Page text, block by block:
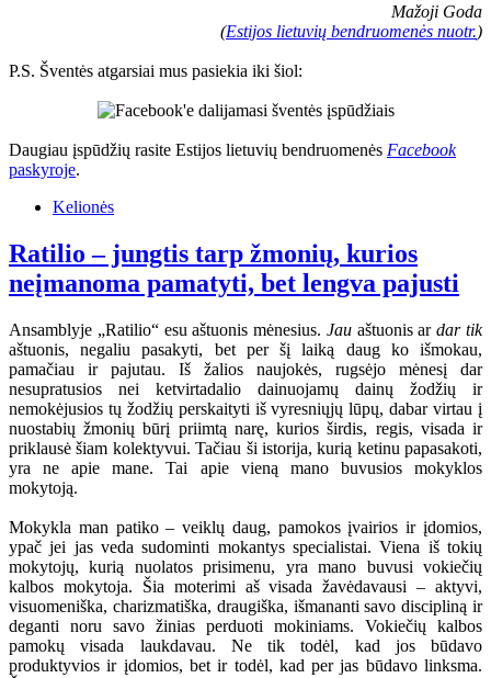
Mažoji Goda
(Estijos lietuvių bendruomenės nuotr.)
P.S. Šventės atgarsiai mus pasiekia iki šiol:
Daugiau įspūdžių rasite Estijos lietuvių bendruomenės Facebook
paskyroje.
Kelionės
Ratilio – jungtis tarp žmonių, kurios
neįmanoma pamatyti, bet lengva pajusti
Ansamblyje „Ratilio“ esu aštuonis mėnesius. Jauaštuonis ardar tik
aštuonis, negaliu pasakyti, bet per šį laiką daug ko išmokau,
pamačiau ir pajutau. Iš žalios naujokės, rugsėjo mėnesį dar
nesupratusios nei ketvirtadalio dainuojamų dainų žodžių ir
nemokėjusios tų žodžių perskaityti iš vyresniųjų lūpų, dabar virtau į
nuostabių žmonių būrį priimtą narę, kurios širdis, regis, visada ir
priklausė šiam kolektyvui. Tačiau ši istorija, kurią ketinu papasakoti,
yra ne apie mane. Tai apie vieną mano buvusios mokyklos
mokytoją.
Mokykla man patiko – veiklų daug, pamokos įvairios ir įdomios,
ypač jei jas veda sudominti mokantys specialistai. Viena iš tokių
mokytojų, kurią nuolatos prisimenu, yra mano buvusi vokiečių
kalbos mokytoja. Šia moterimi aš visada žavėdavausi – aktyvi,
visuomeniška, charizmatiška, draugiška, išmananti savo discipliną ir
deganti noru savo žinias perduoti mokiniams. Vokiečių kalbos
pamokų visada laukdavau. Ne tik todėl, kad jos būdavo
produktyvios ir įdomios, bet ir todėl, kad per jas būdavo linksma.